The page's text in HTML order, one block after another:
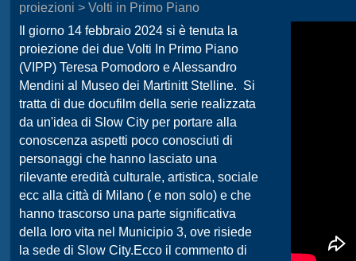
proiezioni > Volti in Primo Piano
Il giorno 14 febbraio 2024 si è tenuta la
proiezione dei due Volti In Primo Piano
(VIPP) Teresa Pomodoro e Alessandro
Mendini al Museo dei Martinitt Stelline. Si
tratta di due docufilm della serie realizzata
da un'idea di Slow City per portare alla
conoscenza aspetti poco conosciuti di
personaggi che hanno lasciato una
rilevante eredità culturale, artistica, sociale
ecc alla città di Milano ( e non solo) e che
hanno trascorso una parte significativa
della loro vita nel Municipio 3, ove risiede
la sede di Slow City.Ecco il commento di